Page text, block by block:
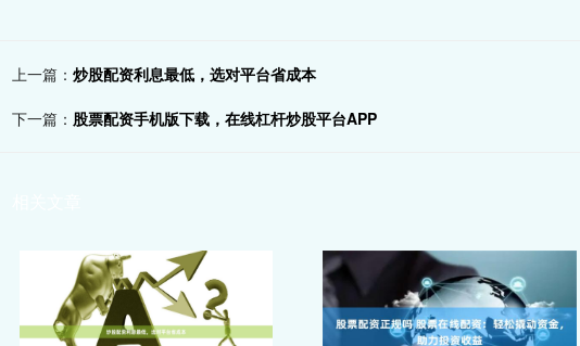
上一篇： 炒股配资利息最低，选对平台省成本
下一篇： 股票配资手机版下载，在线杠杆炒股平台APP